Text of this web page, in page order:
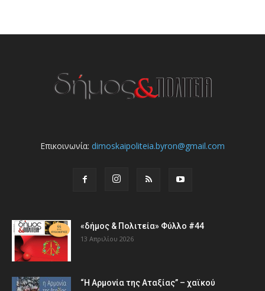
Επικοινωνία: dimoskaipoliteia.byron@gmail.com
«δήμος & Πολιτεία» Φύλλο #44
13 Απριλίου 2026
“Η Αρμονία της Αταξίας” – χαϊκού